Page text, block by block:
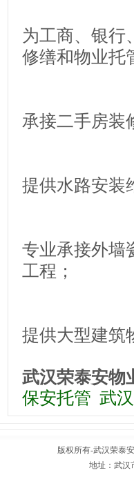
为工商、银行
修缮和物业托
承接二手房装
提供水路安装
专业承接外墙
工程；
提供大型建筑
武汉荣泰安物
保安托管 武
版权所有-武汉荣泰
地址：武汉市